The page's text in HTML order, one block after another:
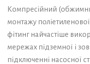
Компресійний
монтажу
фітинг найчастіше
мережах підземної і
підключенні насосної